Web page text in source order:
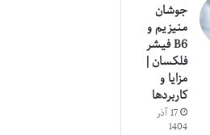
جوشان
منیزیم و
B6 فیشر
فلکسان |
مزایا و
کاربردها
17 آذر
1404